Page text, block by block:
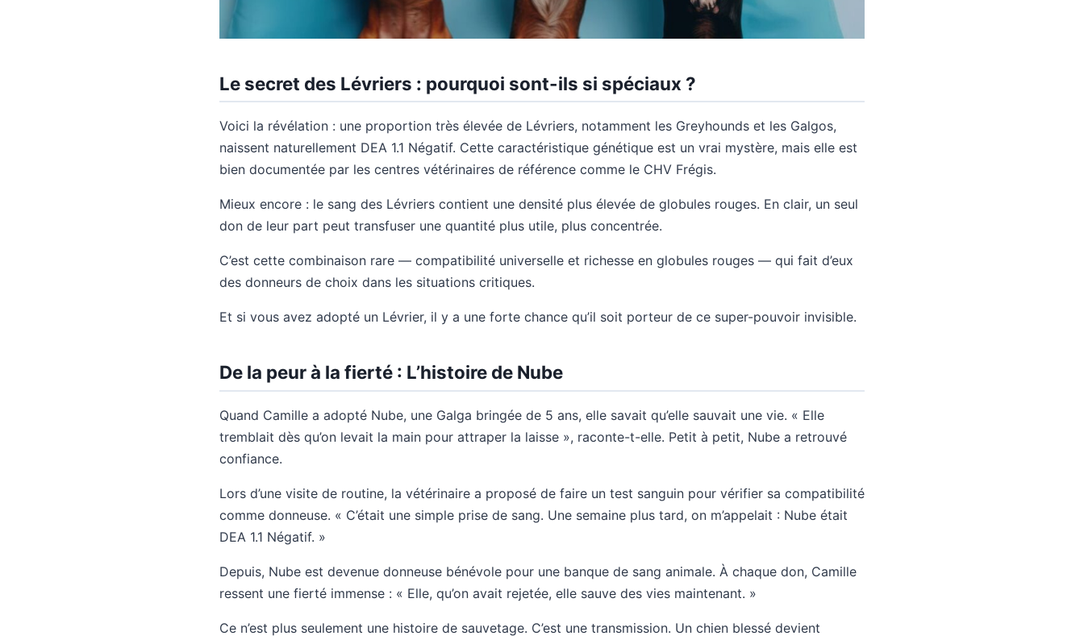
Le secret des Lévriers : pourquoi sont-ils si spéciaux ?
Voici la révélation : une proportion très élevée de Lévriers, notamment les Greyhounds et les Galgos,
naissent naturellement DEA 1.1 Négatif. Cette caractéristique génétique est un vrai mystère, mais elle est
bien documentée par les centres vétérinaires de référence comme le CHV Frégis.
Mieux encore : le sang des Lévriers contient une densité plus élevée de globules rouges. En clair, un seul
don de leur part peut transfuser une quantité plus utile, plus concentrée.
C’est cette combinaison rare — compatibilité universelle et richesse en globules rouges — qui fait d’eux
des donneurs de choix dans les situations critiques.
Et si vous avez adopté un Lévrier, il y a une forte chance qu’il soit porteur de ce super-pouvoir invisible.
De la peur à la fierté : L’histoire de Nube
Quand Camille a adopté Nube, une Galga bringée de 5 ans, elle savait qu’elle sauvait une vie. « Elle
tremblait dès qu’on levait la main pour attraper la laisse », raconte-t-elle. Petit à petit, Nube a retrouvé
confiance.
Lors d’une visite de routine, la vétérinaire a proposé de faire un test sanguin pour vérifier sa compatibilité
comme donneuse. « C’était une simple prise de sang. Une semaine plus tard, on m’appelait : Nube était
DEA 1.1 Négatif. »
Depuis, Nube est devenue donneuse bénévole pour une banque de sang animale. À chaque don, Camille
ressent une fierté immense : « Elle, qu’on avait rejetée, elle sauve des vies maintenant. »
Ce n’est plus seulement une histoire de sauvetage. C’est une transmission. Un chien blessé devient